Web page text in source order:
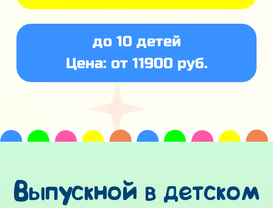
до 10 детей
Цена: от 11900 руб.
Выпускной в детском